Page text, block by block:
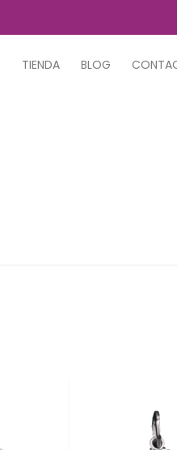
TIENDA BLOG